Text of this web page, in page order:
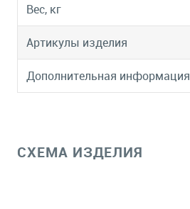
Вес, кг
Артикулы изделия
Дополнительная информация
СХЕМА ИЗДЕЛИЯ